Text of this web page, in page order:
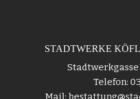
STADTWERKE
Stadtwerkgasse
Telefon:
Mail: